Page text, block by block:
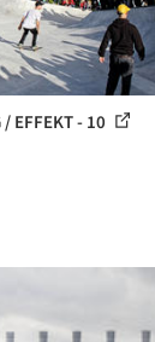
EFFEKT - 10